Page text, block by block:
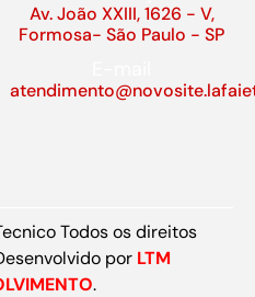
Av. João XXIII, 1626 - V,
Formosa- São Paulo - SP
Todos os direitos
por LTM
.